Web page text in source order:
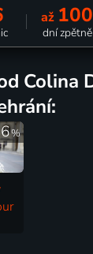
až 100
dní zpětně
%